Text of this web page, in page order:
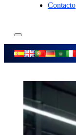
Contacto